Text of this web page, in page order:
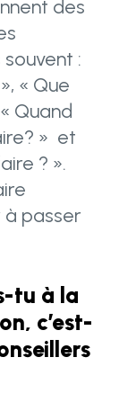
des
:
« Que
Quand
» et
? ».
passer
tu à la
c’est-